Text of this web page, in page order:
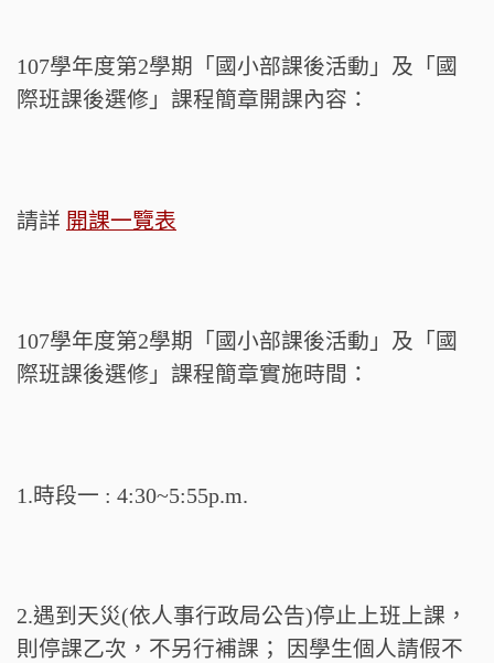
107學年度第2學期「國小部課後活動」及「國
際班課後選修」課程簡章開課內容：
請詳 開課一覽表
107學年度第2學期「國小部課後活動」及「國
際班課後選修」課程簡章實施時間：
1.時段一 : 4:30~5:55p.m.
2.遇到天災(依人事行政局公告)停止上班上課，
則停課乙次，不另行補課； 因學生個人請假不